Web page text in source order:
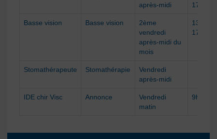
après-midi
17h
Basse vision Basse vision
2ème
vendredi
après-midi du
mois
13h à
17h
Stomathérapeute Stomathérapie
Vendredi
après-midi
IDE chir Visc Annonce
Vendredi
matin
9h à